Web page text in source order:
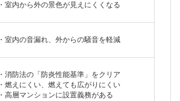
・室内から外の景色が見えにくくなる
・室内の音漏れ、外からの騒音を軽減
・消防法の「防炎性能基準」をクリア
・燃えにくい、燃えても広がりにくい
・高層マンションに設置義務がある